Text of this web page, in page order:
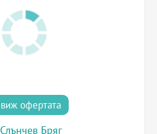
виж офертата
Слънчев Бряг